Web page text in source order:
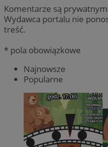
Komentarze są
Wydawca portalu nie
treść.
* pola obowiązkowe
Najnowsze
Popularne